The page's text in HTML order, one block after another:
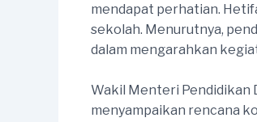
mendapat perhatian.
sekolah. Menurutnya,
dalam mengarahkan
Wakil Menteri Pendidikan
menyampaikan rencana